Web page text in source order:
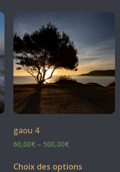
gaou 4
60,00€– 500,00€
Choix des options